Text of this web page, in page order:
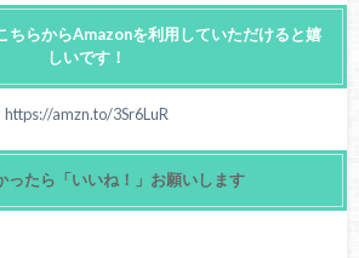
ちらからAmazonを利用していただけると嬉
しいです！
https://amzn.to/3Sr6LuR
ったら「いいね！」お願いします